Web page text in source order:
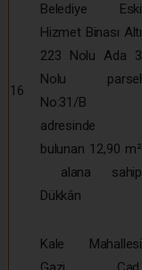
16
Belediye Eski
Hizmet Binası Altı
223 Nolu Ada 3
Nolu parsel
No:31/B
adresinde
bulunan 12,90 m²
alana sahip
Dükkân
Kale Mahallesi